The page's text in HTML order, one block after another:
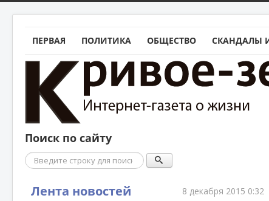
ПЕРВАЯ ПОЛИТИКА ОБЩЕСТВО СКАНДАЛЫ
Поиск по сайту
Поиск
Лента новостей 8 декабря 2015 0:32